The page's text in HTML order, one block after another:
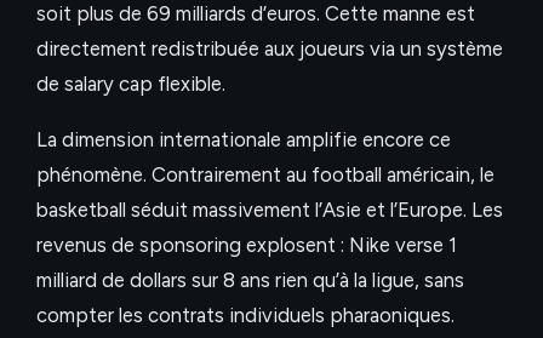
soit plus de 69 milliards d’euros. Cette manne est
directement redistribuée aux joueurs via un système
de salary cap flexible.
La dimension internationale amplifie encore ce
phénomène. Contrairement au football américain, le
basketball séduit massivement l’Asie et l’Europe. Les
revenus de sponsoring explosent : Nike verse 1
milliard de dollars sur 8 ans rien qu’à la ligue, sans
compter les contrats individuels pharaoniques.